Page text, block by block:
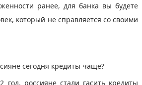
ранее, для банка вы будете
который не справляется со своими
сегодня кредиты чаще?
год, россияне стали гасить кредиты